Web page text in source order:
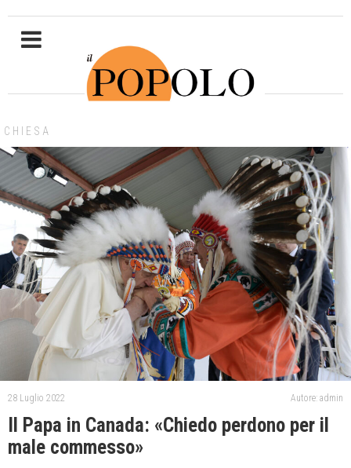
CHIESA
28 Luglio 2022 Autore: admin
Il Papa in Canada: «Chiedo perdono per il
male commesso»